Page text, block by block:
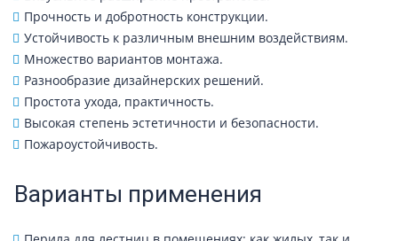
Прочность и добротность конструкции.
Устойчивость к различным внешним воздействиям.
Множество вариантов монтажа.
Разнообразие дизайнерских решений.
Простота ухода, практичность.
Высокая степень эстетичности и безопасности.
Пожароустойчивость.
Варианты применения